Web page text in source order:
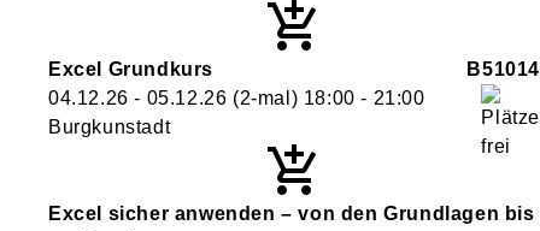
Excel Grundkurs
B51014
04.12.26 - 05.12.26 (2-mal) 18:00 - 21:00
Burgkunstadt
Excel sicher anwenden – von den Grundlagen bis